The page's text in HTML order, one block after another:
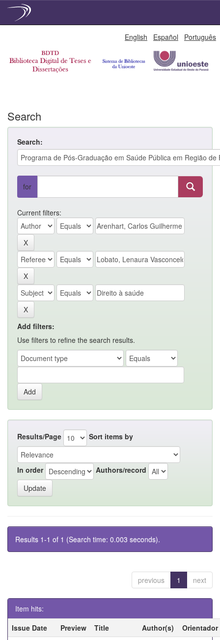
English Español Português
Search
Search:
for
Current filters:
Add filters:
Use filters to refine the search results.
Results/Page Sort items by
In order Authors/record
Results 1-1 of 1 (Search time: 0.003 seconds).
previous 1 next
Item hits:
Issue Date
Preview Title Author(s)
Orientador